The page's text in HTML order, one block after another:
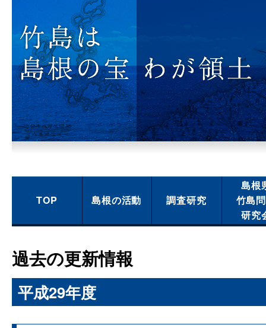
TOP 島根の活動 調査研究
島根
竹島
研究
過去の更新情報
平成29年度